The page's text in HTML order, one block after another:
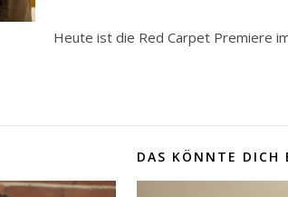
Heute ist die Red Carpet Premiere
DAS KÖNNTE DICH